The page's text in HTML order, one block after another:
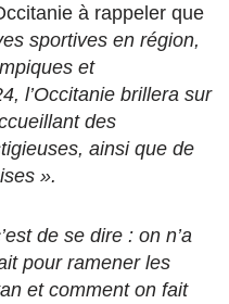
à rappeler que
sportives en région,
et
l’Occitanie brillera sur
des
ainsi que de
».
de se dire : on n’a
pour ramener les
et comment on fait